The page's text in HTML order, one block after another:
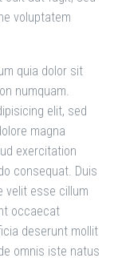
voluptatem
quia dolor sit
numquam.
elit, sed
magna
exercitation
consequat. Duis
velit esse cillum
occaecat
deserunt mollit
omnis iste natus